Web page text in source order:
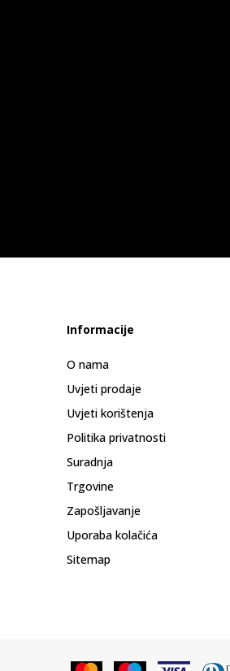
Informacije
O nama
Uvjeti prodaje
Uvjeti korištenja
Politika privatnosti
Suradnja
Trgovine
Zapošljavanje
Uporaba kolačića
Sitemap